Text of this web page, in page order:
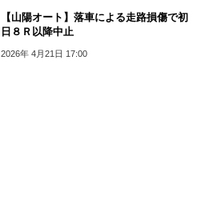
【山陽オート】落車による走路損傷で初
日８Ｒ以降中止
2026年 4月21日 17:00